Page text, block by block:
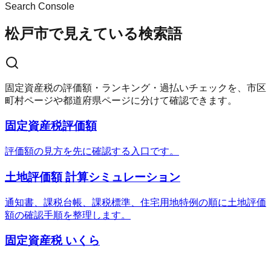
Search Console
松戸市で見えている検索語
固定資産税の評価額・ランキング・過払いチェックを、市区
町村ページや都道府県ページに分けて確認できます。
固定資産税評価額
評価額の見方を先に確認する入口です。
土地評価額 計算シミュレーション
通知書、課税台帳、課税標準、住宅用地特例の順に土地評価
額の確認手順を整理します。
固定資産税 いくら